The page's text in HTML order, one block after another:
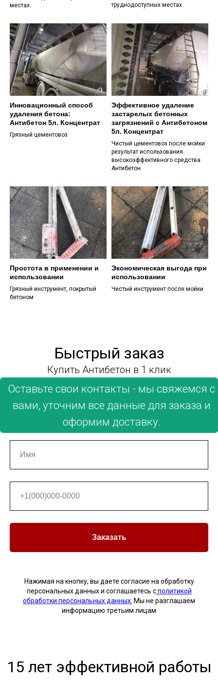
местах.
труднодоступных местах.
Инновационный способ
удаления бетона:
Антибетон 5л. Концентрат
Грязный цементовоз
Эффективное удаление
застарелых бетонных
загрязнений с Антибетоном
5л. Концентрат
Чистый цементовоз после мойки:
результат использования
высокоэффективного средства
Антибетон
Простота в применении и
использовании
Грязный инструмент, покрытый
бетоном
Экономическая выгода при
использовании
Чистый инструмент после мойки
Быстрый заказ
Купить Антибетон в 1 клик
Заказать
Нажимая на кнопку, вы даете согласие на обработку
персональных данных и соглашаетесь cполитикой
обработки персональных данных. Мы не разглашаем
информацию третьим лицам
15 лет эффективной работы
Антибетон не имеет аналогов.
Средство специально разработано
для удаления бетонных и цементных
загрязнений и наростов.
Смотрите фото, видео отзывы и
примеры использования.
учетом требований безопасности и
экологичности, позволяя
использовать его на производствах
без вреда для окружающей среды.
Обратите внимание на форму
обратной связи в правом нижнем
углу! Наш ассистент готов ответить
Использование этой формы — самый
быстрый и удобный способ получить
сделать заказ прямо сейчас. Не
откладывайте решение ваших задач
на потом, позвольте нашему
ассистенту сделать вашу покупку